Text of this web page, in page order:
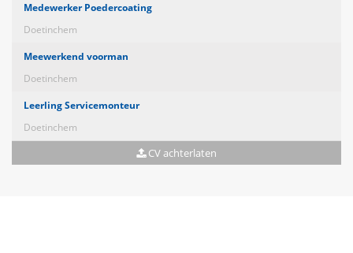
Medewerker Poedercoating
Doetinchem
Meewerkend voorman
Doetinchem
Leerling Servicemonteur
Doetinchem
CV achterlaten